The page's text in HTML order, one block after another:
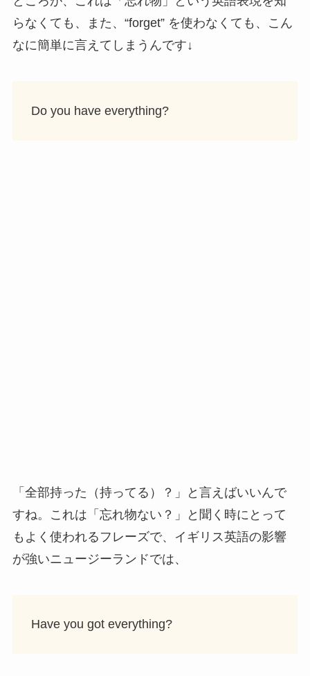
らなくても、また、“forget” を使わなくても、こん
なに簡単に言えてしまうんです↓
Do you have everything?
「全部持った（持ってる）？」と言えばいいんで
すね。これは「忘れ物ない？」と聞く時にとって
もよく使われるフレーズで、イギリス英語の影響
が強いニュージーランドでは、
Have you got everything?